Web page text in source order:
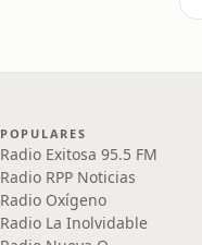
POPULARES
Radio Exitosa 95.5 FM
Radio RPP Noticias
Radio Oxígeno
Radio La Inolvidable